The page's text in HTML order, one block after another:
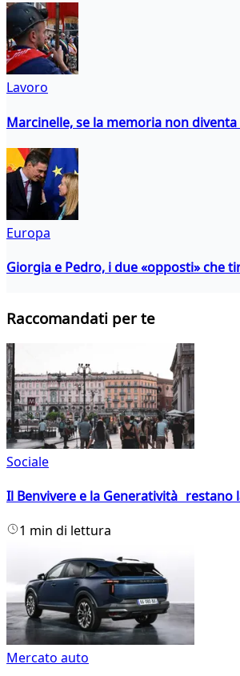
Lavoro
Marcinelle, se la memoria non
Europa
Giorgia e Pedro, i due «opposti» che
Raccomandati per te
Sociale
Il Benvivere e la Generatività
1 min di lettura
Mercato auto